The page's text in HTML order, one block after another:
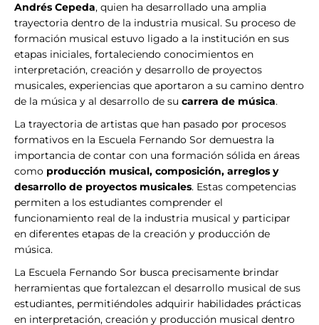
Andrés Cepeda, quien ha desarrollado una amplia
trayectoria dentro de la industria musical. Su proceso de
formación musical estuvo ligado a la institución en sus
etapas iniciales, fortaleciendo conocimientos en
interpretación, creación y desarrollo de proyectos
musicales, experiencias que aportaron a su camino dentro
de la música y al desarrollo de su carrera de música.
La trayectoria de artistas que han pasado por procesos
formativos en la Escuela Fernando Sor demuestra la
importancia de contar con una formación sólida en áreas
como producción musical, composición, arreglos y
desarrollo de proyectos musicales. Estas competencias
permiten a los estudiantes comprender el
funcionamiento real de la industria musical y participar
en diferentes etapas de la creación y producción de
música.
La Escuela Fernando Sor busca precisamente brindar
herramientas que fortalezcan el desarrollo musical de sus
estudiantes, permitiéndoles adquirir habilidades prácticas
en interpretación, creación y producción musical dentro